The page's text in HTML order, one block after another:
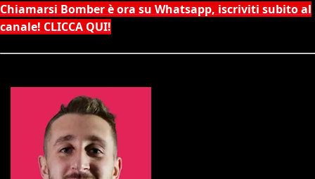
Chiamarsi Bomber è ora su Whatsapp, iscriviti subito al
canale! CLICCA QUI!